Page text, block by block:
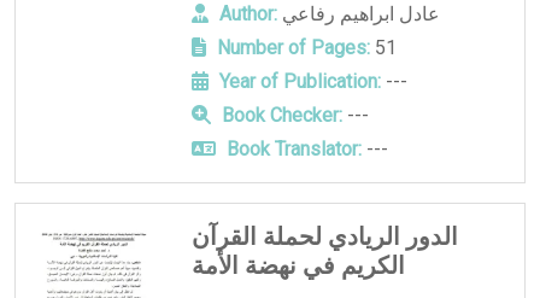
Author: عادل ابراهيم رفاعي
Number of Pages:51
Year of Publication:---
Book Checker:---
Book Translator:---
الدور الريادي لحملة القرآن
الكريم في نهضة الأمة